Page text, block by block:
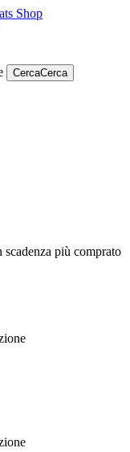
Shop
CercaCerca
scadenza più comprato